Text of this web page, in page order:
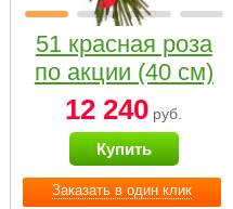
Заказать в один клик
51 красная роза
по акции (40 см)
12 240 руб.
Купить